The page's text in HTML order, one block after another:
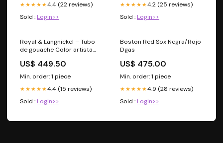
★★★★★4.4 (22 reviews)
Sold : Login>>
★★★★★4.2 (25 reviews)
Sold : Login>>
Royal & Langnickel – Tubo
de gouache Color artista
Color:Paquete de 24
unidades
US$ 449.50
Min. order: 1 piece
★★★★★4.4 (15 reviews)
Sold : Login>>
Boston Red Sox Negra/Rojo
Dgas
US$ 475.00
Min. order: 1 piece
★★★★★4.9 (28 reviews)
Sold : Login>>